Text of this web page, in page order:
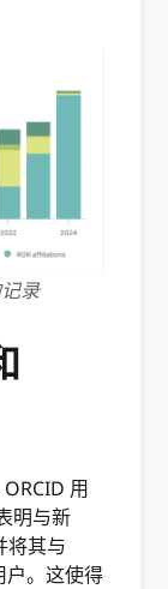
录
用
明与新
将其与
户。这使得